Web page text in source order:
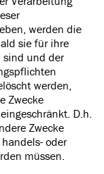
werden die
sie für ihre
sind und der
werden,
Zwecke
D.h.
Zwecke
oder
müssen.